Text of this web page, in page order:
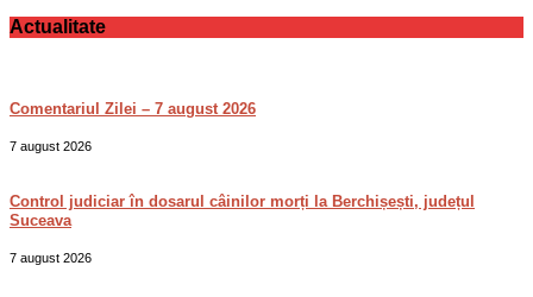
Actualitate
Comentariul Zilei – 7 august 2026
7 august 2026
Control judiciar în dosarul câinilor morți la Berchișești, județul
Suceava
7 august 2026